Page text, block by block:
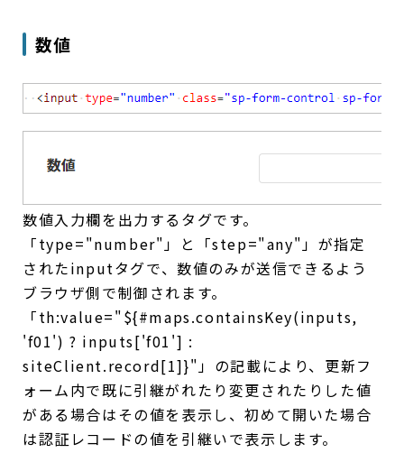
数値
数値入力欄を出力するタグです。
「type="number"」と「step="any"」が指定
されたinputタグで、数値のみが送信できるよう
ブラウザ側で制御されます。
「th:value="${#maps.containsKey(inputs,
'f01') ? inputs['f01'] :
siteClient.record[1]}"」の記載により、更新フ
ォーム内で既に引継がれたり変更されたりした値
がある場合はその値を表示し、初めて開いた場合
は認証レコードの値を引継いで表示します。